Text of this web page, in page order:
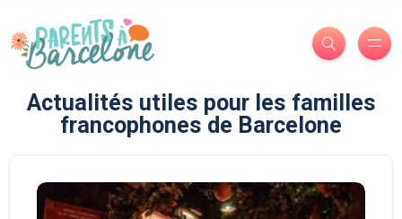
Actualités utiles pour les familles
francophones de Barcelone